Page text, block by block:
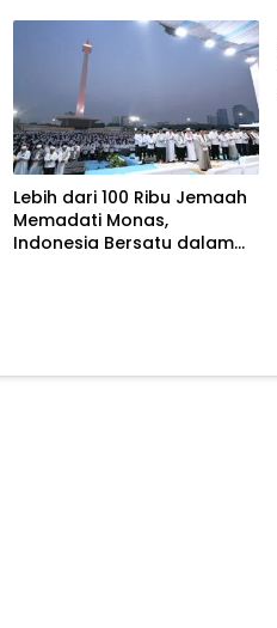
Lebih dari 100 Ribu Jemaah
Memadati Monas,
Indonesia Bersatu dalam